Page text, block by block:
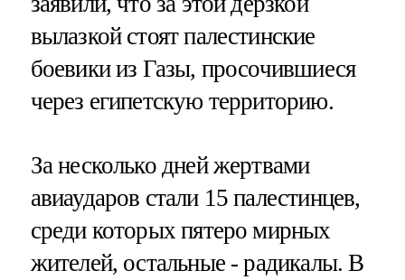
вылазкой стоят палестинские
боевики из Газы, просочившиеся
через египетскую территорию.
За несколько дней жертвами
авиаударов стали 15 палестинцев,
среди которых пятеро мирных
жителей, остальные - радикалы. В